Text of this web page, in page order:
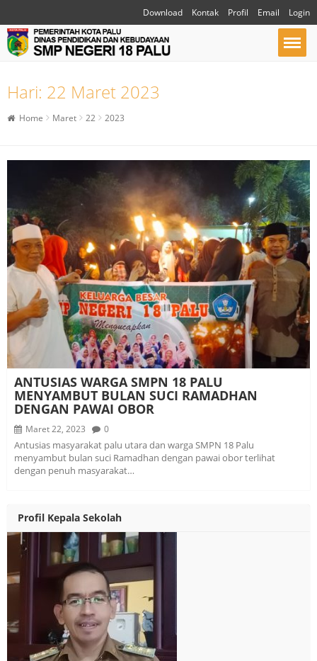
Download Kontak Profil Email Login
Hari: 22 Maret 2023
Home Maret 22 2023
ANTUSIAS WARGA SMPN 18 PALU
MENYAMBUT BULAN SUCI RAMADHAN
DENGAN PAWAI OBOR
Maret 22, 2023 0
Antusias masyarakat palu utara dan warga SMPN 18 Palu
menyambut bulan suci Ramadhan dengan pawai obor terlihat
dengan penuh masyarakat…
Profil Kepala Sekolah